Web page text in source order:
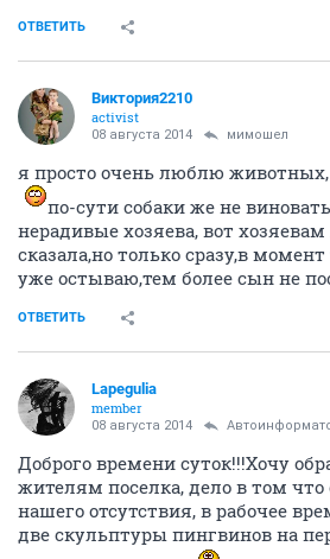
ОТВЕТИТЬ
Виктория2210
activist
08 августа 2014 мимошел
я просто очень люблю животных,
по-сути собаки же не
нерадивые хозяева, вот
сказала,но только сразу,в
уже остываю,тем более сын не
ОТВЕТИТЬ
Lapegulia
member
08 августа 2014
Доброго времени суток!!!Хочу
жителям поселка, дело в том что
нашего отсутствия, в рабочее
две скульптуры пингвинов на